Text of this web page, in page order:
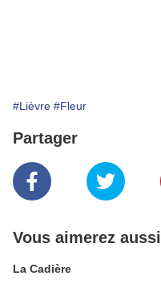
#Lièvre #Fleur
Partager
Vous aimerez aussi
La Cadière